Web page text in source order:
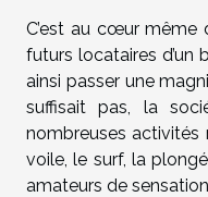
C’est au cœur même
futurs locataires
ainsi passer une
suffisait pas, la
nombreuses activités
voile, le surf, la
amateurs de